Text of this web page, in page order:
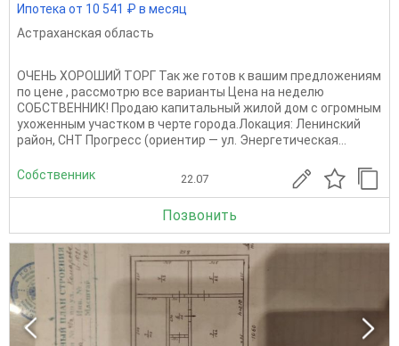
Ипотека от 10 541 ₽ в месяц
Астраханская область
ОЧЕНЬ ХОРОШИЙ ТОРГ Так же готов к вашим предложениям
по цене , рассмотрю все варианты Цена на неделю
СОБСТВЕННИК! Продаю капитальный жилой дом с огромным
ухоженным участком в черте города.Локация: Ленинский
район, СНТ Прогресс (ориентир — ул. Энергетическая...
Собственник 22.07
Позвонить